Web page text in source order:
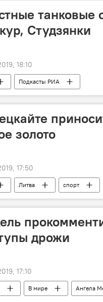
танковые
Студзянки
18:10
Подкасты РИА
золото
17:50
Литва спорт
дрожи
17:10
В мире Ангела